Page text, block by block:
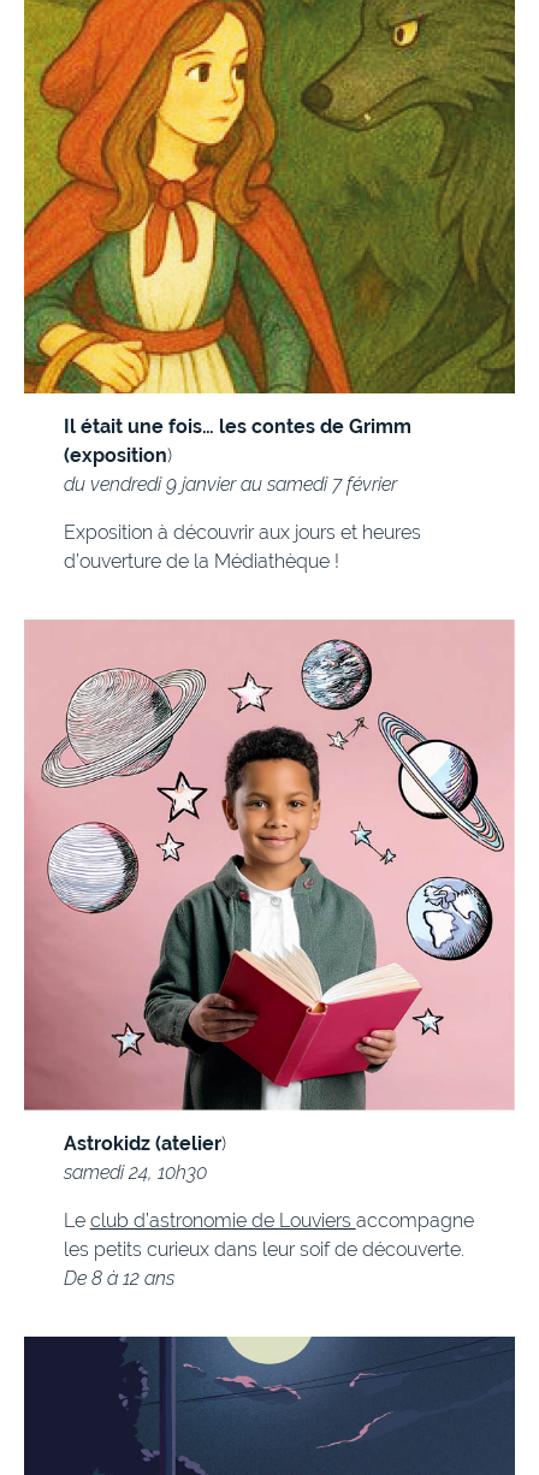
Il était une fois… les contes de Grimm
(exposition)
du vendredi 9 janvier au samedi 7 février
Exposition à découvrir aux jours et heures
d’ouverture de la Médiathèque !
Astrokidz (atelier)
samedi 24, 10h30
Le club d’astronomie de Louviers accompagne
les petits curieux dans leur soif de découverte.
De 8 à 12 ans